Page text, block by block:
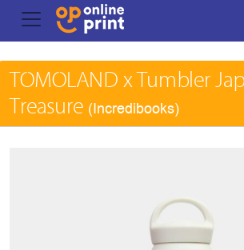
TOMOLAND x Tumbler
Treasure (Incredibooks)